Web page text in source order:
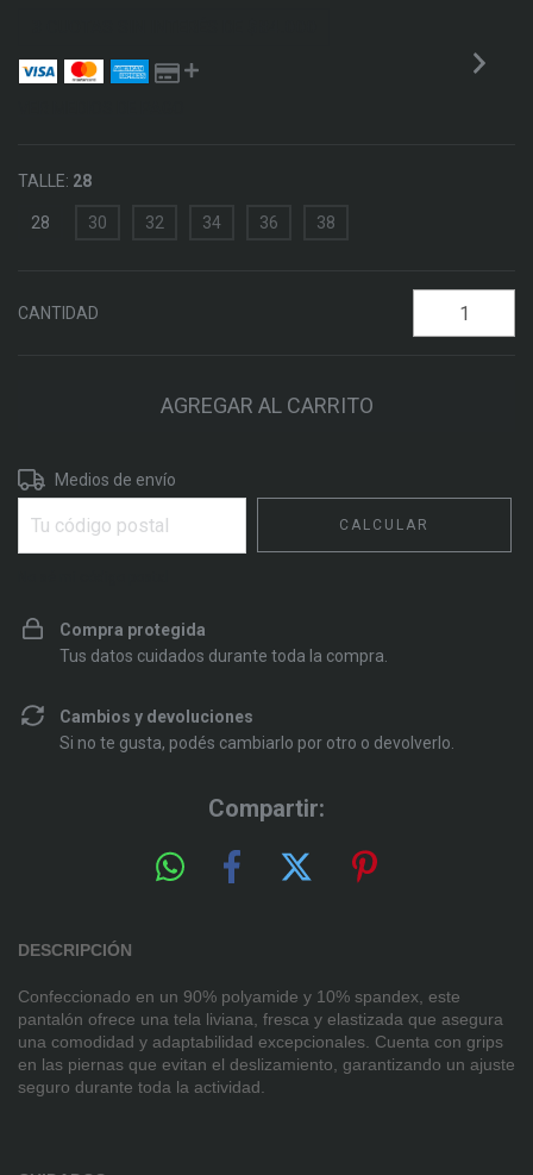
TALLE: 28
28 30 32 34 36 38
CANTIDAD
Entregas para el CP:
Medios de envío
CALCULAR
Compra protegida
Tus datos cuidados durante toda la compra.
Cambios y devoluciones
Si no te gusta, podés cambiarlo por otro o devolverlo.
Compartir:
DESCRIPCIÓN
Confeccionado en un 90% polyamide y 10% spandex, este
pantalón ofrece una tela liviana, fresca y elastizada que asegura
una comodidad y adaptabilidad excepcionales. Cuenta con grips
en las piernas que evitan el deslizamiento, garantizando un ajuste
seguro durante toda la actividad.